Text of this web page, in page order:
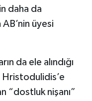
daha da
üyesi
da ele alındığı
Hristodulidis’e
“dostluk nişanı”